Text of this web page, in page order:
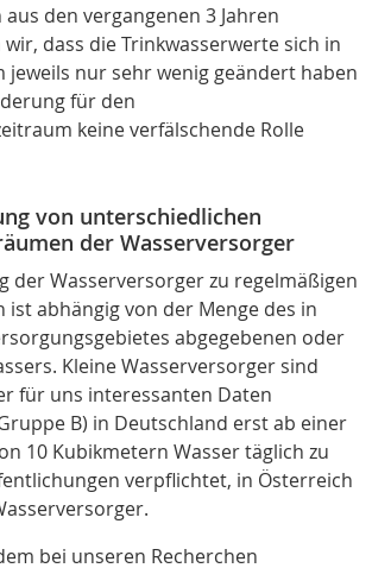
den vergangenen 3 Jahren
dass die Trinkwasserwerte sich in
jeweils nur sehr wenig geändert haben
für den
keine verfälschende Rolle
von unterschiedlichen
der Wasserversorger
der Wasserversorger zu regelmäßigen
ist abhängig von der Menge des in
abgegebenen oder
Kleine Wasserversorger sind
für uns interessanten Daten
B) in Deutschland erst ab einer
10 Kubikmetern Wasser täglich zu
verpflichtet, in Österreich
bei unseren Recherchen